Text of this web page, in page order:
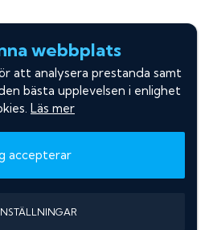
webbplats
att analysera prestanda samt
bästa upplevelsen i enlighet
Läs mer
accepterar